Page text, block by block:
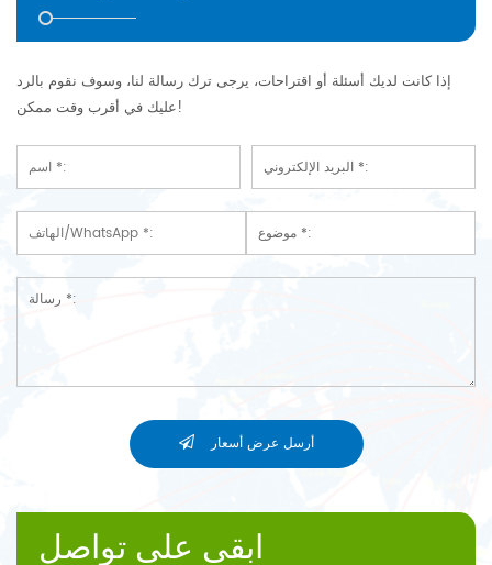
إذا كانت لديك أسئلة أو اقتراحات، يرجى ترك رسالة لنا، وسوف نقوم بالرد
عليك في أقرب وقت ممكن!
أرسل عرض أسعار
ابقى على تواصل